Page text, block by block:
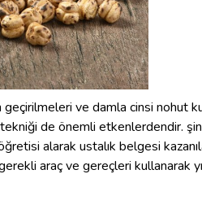
ve damla cinsi nohut
de önemli etkenlerdendir.
alarak ustalık belgesi
araç ve gereçleri kullanarak